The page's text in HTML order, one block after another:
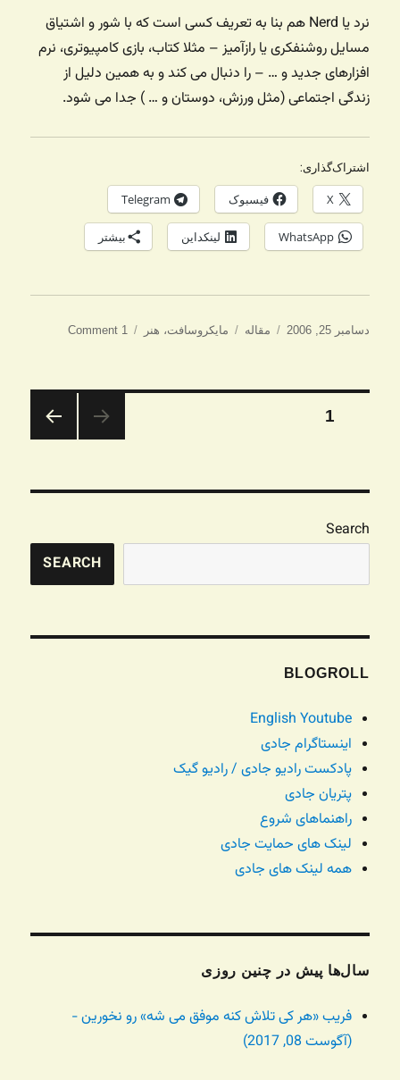
نرد یا Nerd هم بنا به تعریف کسی است که با شور و اشتیاق
مسایل روشنفکری یا رازآمیز – مثلا کتاب، بازی کامپیوتری،‌ نرم
افزارهای جدید و … – را دنبال می کند و به همین دلیل از
زندگی اجتماعی (مثل ورزش، دوستان و … ) جدا می شود.
اشتراک‌گذاری:
X فیسبوک Telegram
WhatsApp لینکداین بیشتر
ارسال
دسامبر 25, 2006 دسته‌ها
مقاله برچسب‌ها
مایکروسافت، هنر 1 Comment
صفحه‌بندی
1
Search
SEARCH
BLOGROLL
English Youtube
اینستاگرام جادی
پادکست رادیو جادی / رادیو گیک
پتریان جادی
راهنماهای شروع
لینک های حمایت جادی
همه لینک های جادی
سال‌ها پیش در چنین روزی
فریب «هر کی تلاش کنه موفق می شه» رو نخورین -
(آگوست 08, 2017)